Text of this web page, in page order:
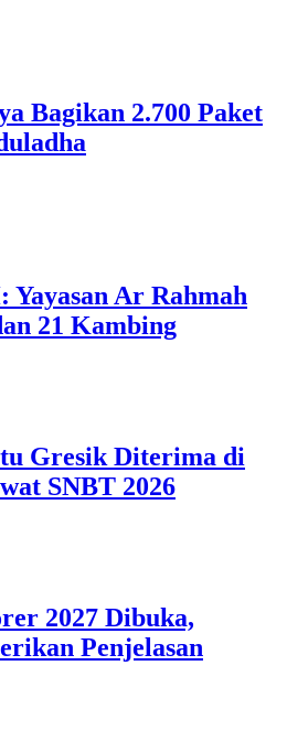
Bagikan 2.700 Paket
Yayasan Ar Rahmah
21 Kambing
Gresik Diterima di
SNBT 2026
2027 Dibuka,
Penjelasan